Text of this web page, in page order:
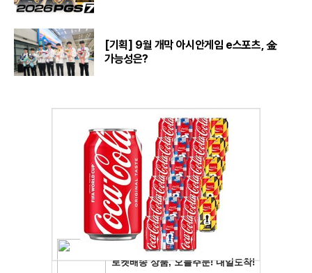
[기획] 9월 개막 아시안게임 e스포츠, 金
가능성은?